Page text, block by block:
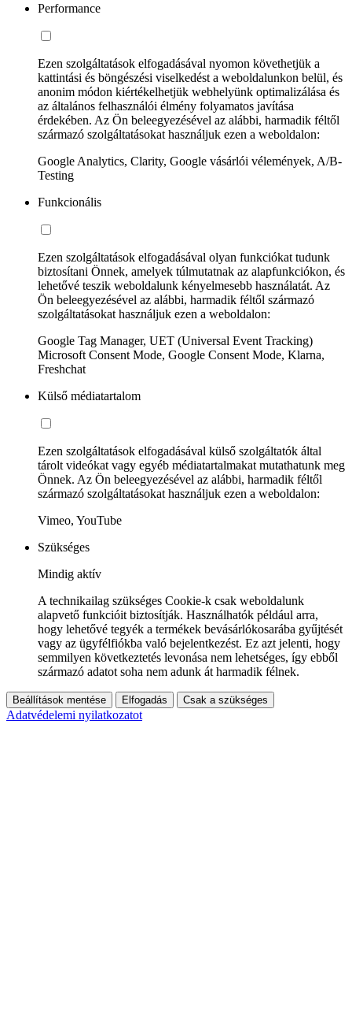
Performance
Ezen szolgáltatások elfogadásával nyomon követhetjük a
kattintási és böngészési viselkedést a weboldalunkon belül, és
anonim módon kiértékelhetjük webhelyünk optimalizálása és
az általános felhasználói élmény folyamatos javítása
érdekében. Az Ön beleegyezésével az alábbi, harmadik féltől
származó szolgáltatásokat használjuk ezen a weboldalon:
Google Analytics, Clarity, Google vásárlói vélemények, A/B-
Testing
Funkcionális
Ezen szolgáltatások elfogadásával olyan funkciókat tudunk
biztosítani Önnek, amelyek túlmutatnak az alapfunkciókon, és
lehetővé teszik weboldalunk kényelmesebb használatát. Az
Ön beleegyezésével az alábbi, harmadik féltől származó
szolgáltatásokat használjuk ezen a weboldalon:
Google Tag Manager, UET (Universal Event Tracking)
Microsoft Consent Mode, Google Consent Mode, Klarna,
Freshchat
Külső médiatartalom
Ezen szolgáltatások elfogadásával külső szolgáltatók által
tárolt videókat vagy egyéb médiatartalmakat mutathatunk meg
Önnek. Az Ön beleegyezésével az alábbi, harmadik féltől
származó szolgáltatásokat használjuk ezen a weboldalon:
Vimeo, YouTube
Szükséges
Mindig aktív
A technikailag szükséges Cookie-k csak weboldalunk
alapvető funkcióit biztosítják. Használhatók például arra,
hogy lehetővé tegyék a termékek bevásárlókosarába gyűjtését
vagy az ügyfélfiókba való bejelentkezést. Ez azt jelenti, hogy
semmilyen következtetés levonása nem lehetséges, így ebből
származó adatot soha nem adunk át harmadik félnek.
Beállítások mentése Elfogadás Csak a szükséges
Adatvédelemi nyilatkozatot